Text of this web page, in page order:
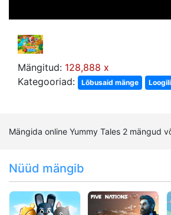
Mängitud: 128,888 x
Kategooriad:
Lõbusaid mänge
Mängida online Yummy Tales 2 mängud
Nüüd mängib